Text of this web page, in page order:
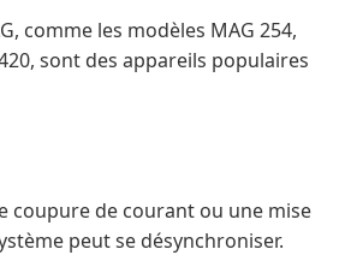
comme les modèles MAG 254,
sont des appareils populaires
coupure de courant ou une mise
peut se désynchroniser.